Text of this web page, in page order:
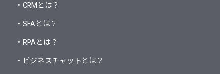
・CRMとは？
・SFAとは？
・RPAとは？
・ビジネスチャットとは？